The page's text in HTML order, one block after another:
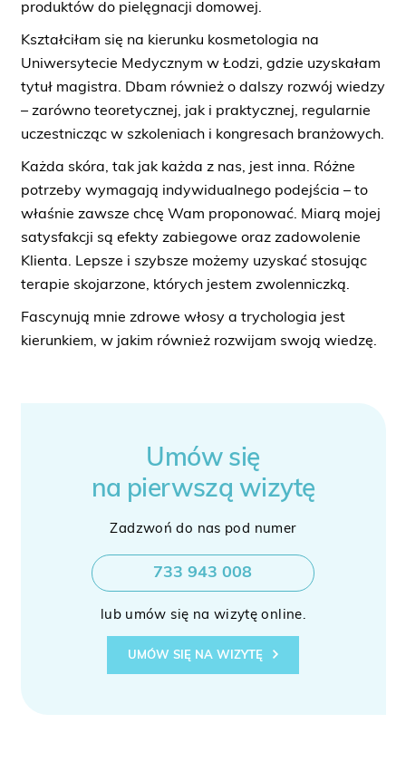
produktów do pielęgnacji domowej.
Kształciłam się na kierunku kosmetologia na
Uniwersytecie Medycznym w Łodzi, gdzie uzyskałam
tytuł magistra. Dbam również o dalszy rozwój wiedzy
– zarówno teoretycznej, jak i praktycznej, regularnie
uczestnicząc w szkoleniach i kongresach branżowych.
Każda skóra, tak jak każda z nas, jest inna. Różne
potrzeby wymagają indywidualnego podejścia – to
właśnie zawsze chcę Wam proponować. Miarą mojej
satysfakcji są efekty zabiegowe oraz zadowolenie
Klienta. Lepsze i szybsze możemy uzyskać stosując
terapie skojarzone, których jestem zwolenniczką.
Fascynują mnie zdrowe włosy a trychologia jest
kierunkiem, w jakim również rozwijam swoją wiedzę.
Umów się
na pierwszą wizytę
Zadzwoń do nas pod numer
733 943 008
lub umów się na wizytę online.
UMÓW SIĘ NA WIZYTĘ